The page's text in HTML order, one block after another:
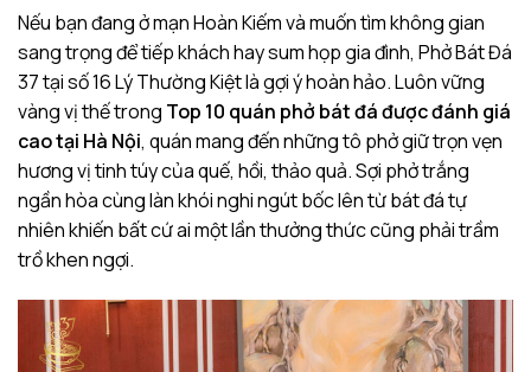
Nếu bạn đang ở mạn Hoàn Kiếm và muốn tìm không gian
sang trọng để tiếp khách hay sum họp gia đình, Phở Bát Đá
37 tại số 16 Lý Thường Kiệt là gợi ý hoàn hảo. Luôn vững
vàng vị thế trong Top 10 quán phở bát đá được đánh giá
cao tại Hà Nội, quán mang đến những tô phở giữ trọn vẹn
hương vị tinh túy của quế, hồi, thảo quả. Sợi phở trắng
ngần hòa cùng làn khói nghi ngút bốc lên từ bát đá tự
nhiên khiến bất cứ ai một lần thưởng thức cũng phải trầm
trồ khen ngợi.